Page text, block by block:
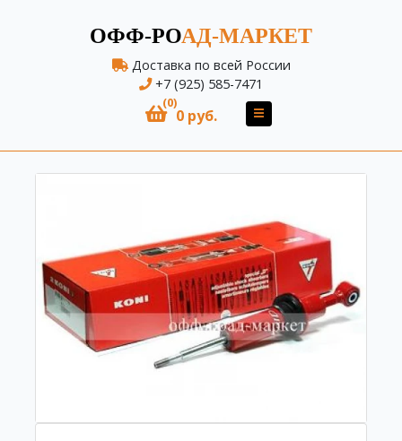
ОФФ-РОАД-МАРКЕТ
Доставка по всей России
+7 (925) 585-7471
(0)
0 руб.